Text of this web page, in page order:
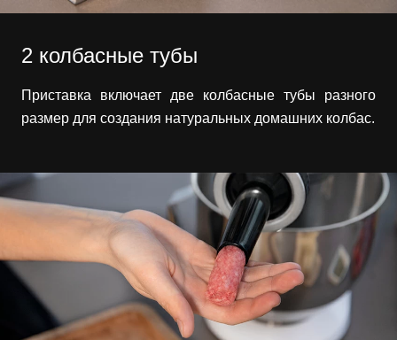
2 колбасные тубы
Приставка включает две колбасные тубы разного
размер для создания натуральных домашних колбас.